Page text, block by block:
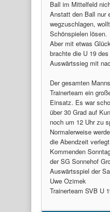
Ball im Mittelfeld
Anstatt den Ball nur
wegzuschlagen,
Schönspielen lösen.
Aber mit etwas
brachte die U 19
Auswärtssieg mit
Der gesamten
Trainerteam ein
Einsatz. Es war
über 30 Grad auf
noch um 12 Uhr zu
Normalerweise
die Abendzeit
Kommenden
der SG Sonnehof
Auswärtsspiel der
Uwe Ozimek
Trainerteam SVB U